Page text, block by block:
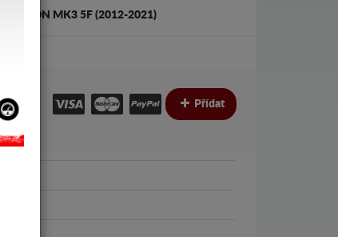
LEON MK3 5F (2012-2021)
Přídat